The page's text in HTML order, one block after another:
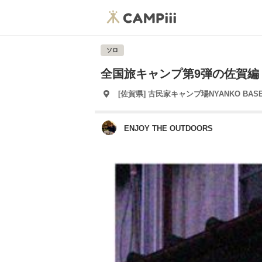
ソロ
全国旅キャンプ第9弾の佐賀編
[佐賀県] 古民家キャンプ場NYANKO
ENJOY THE OUTDOORS